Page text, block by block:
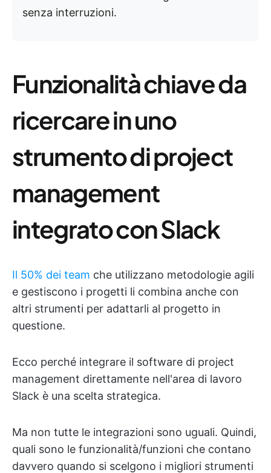
senza interruzioni.
Funzionalità chiave da
ricercare in uno
strumento di project
management
integrato con Slack
Il 50% dei team che utilizzano metodologie agili
e gestiscono i progetti li combina anche con
altri strumenti per adattarli al progetto in
questione.
Ecco perché integrare il software di project
management direttamente nell'area di lavoro
Slack è una scelta strategica.
Ma non tutte le integrazioni sono uguali. Quindi,
quali sono le funzionalità/funzioni che contano
davvero quando si scelgono i migliori strumenti